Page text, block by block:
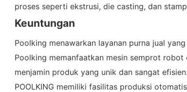
proses seperti ekstrusi, die casting, dan
Keuntungan
Poolking menawarkan layanan purna jual
Poolking memanfaatkan mesin semprot
menjamin produk yang unik dan sangat efisien.
POOLKING memiliki fasilitas produksi